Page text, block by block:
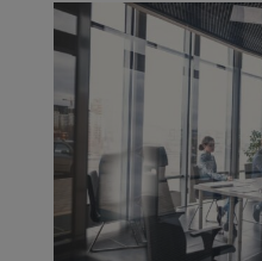
View
Larger